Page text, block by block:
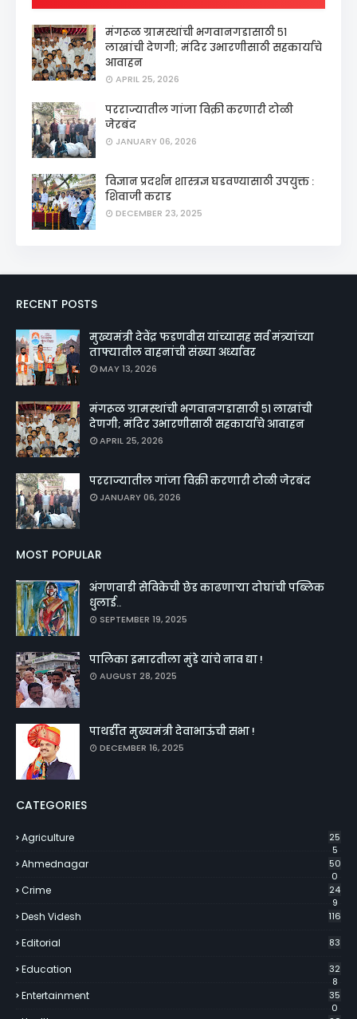
मंगरूळ ग्रामस्थांची भगवानगडासाठी ५१
लाखांची देणगी; मंदिर उभारणीसाठी सहकार्याचे
आवाहन
APRIL 25, 2026
परराज्यातील गांजा विक्री करणारी टोळी
जेरबंद
JANUARY 06, 2026
विज्ञान प्रदर्शन शास्त्रज्ञ घडवण्यासाठी उपयुक्त :
शिवाजी कराड
DECEMBER 23, 2025
RECENT POSTS
मुख्यमंत्री देवेंद्र फडणवीस यांच्यासह सर्व मंत्र्यांच्या
ताफ्यातील वाहनांची संख्या अर्ध्यावर
MAY 13, 2026
मंगरूळ ग्रामस्थांची भगवानगडासाठी ५१ लाखांची
देणगी; मंदिर उभारणीसाठी सहकार्याचे आवाहन
APRIL 25, 2026
परराज्यातील गांजा विक्री करणारी टोळी जेरबंद
JANUARY 06, 2026
MOST POPULAR
अंगणवाडी सेविकेची छेड काढणाऱ्या दोघांची पब्लिक
धुलाई..
SEPTEMBER 19, 2025
पालिका इमारतीला मुंडे यांचे नाव द्या !
AUGUST 28, 2025
पाथर्डीत मुख्यमंत्री देवाभाऊंची सभा !
DECEMBER 16, 2025
CATEGORIES
Agriculture
25
5
Ahmednagar
50
0
Crime
24
9
Desh Videsh 116
Editorial 83
Education
32
8
Entertainment
35
0